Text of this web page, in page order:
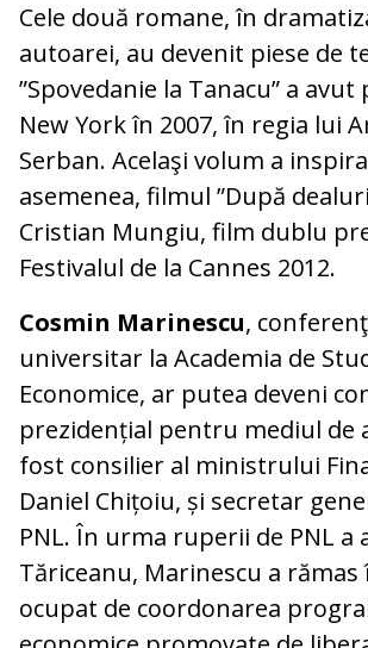
Cele două romane, în
autoarei, au devenit piese de
”Spovedanie la Tanacu” a
New York în 2007, în regia lui
Serban. Acelaşi volum a
asemenea, filmul ”După
Cristian Mungiu, film dublu
Festivalul de la Cannes 2012.
Cosmin Marinescu,
universitar la Academia de
Economice, ar putea deveni
prezidențial pentru mediul de
fost consilier al ministrului
Daniel Chițoiu, și secretar
PNL. În urma ruperii de PNL a
Tăriceanu, Marinescu a rămas
ocupat de coordonarea